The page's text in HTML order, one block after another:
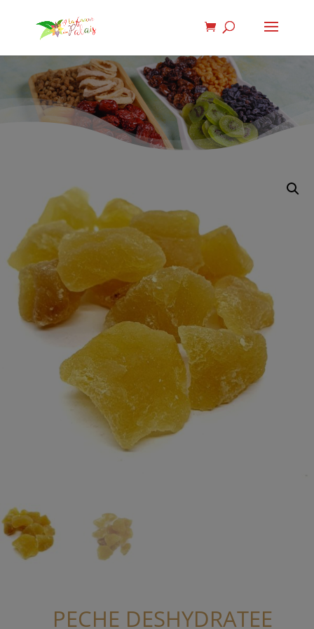
PECHE DESHYDRATEE